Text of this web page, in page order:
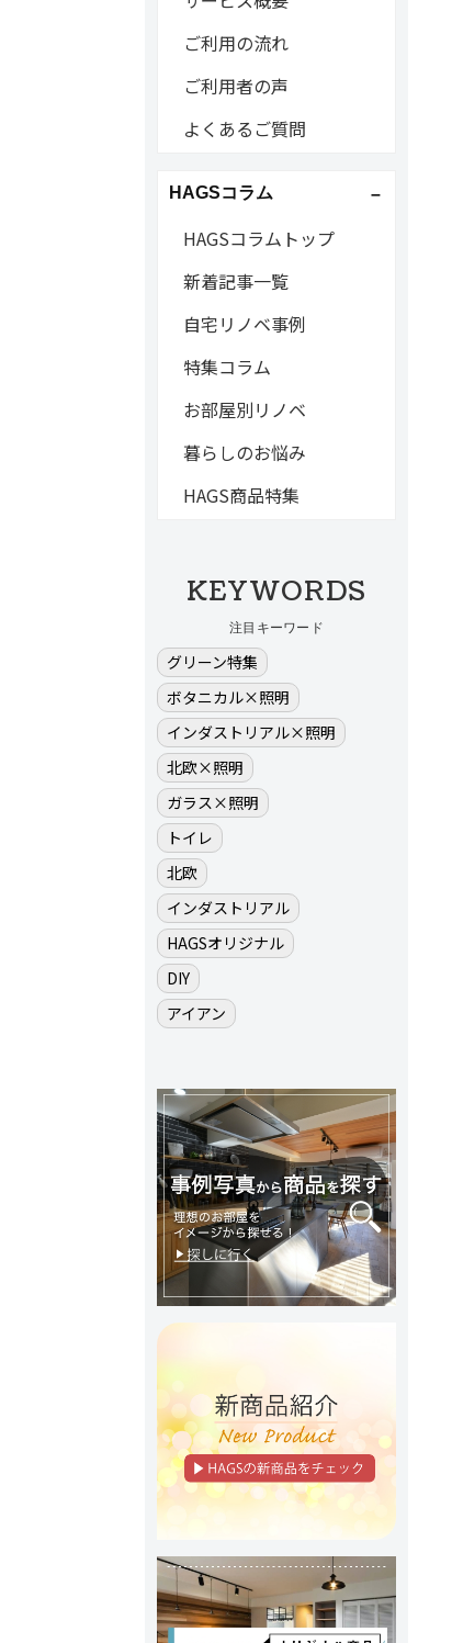
ご利用の流れ
ご利用者の声
よくあるご質問
HAGSコラム
HAGSコラムトップ
新着記事一覧
自宅リノベ事例
特集コラム
お部屋別リノベ
暮らしのお悩み
HAGS商品特集
KEYWORDS
注目キーワード
グリーン特集
ボタニカル×照明
インダストリアル×照明
北欧×照明
ガラス×照明
トイレ
北欧
インダストリアル
HAGSオリジナル
DIY
アイアン